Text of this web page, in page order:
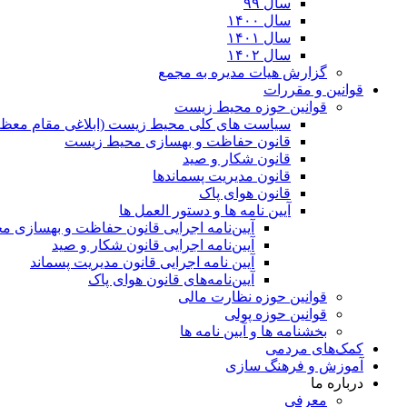
سال ۹۹
سال ۱۴۰۰
سال ۱۴۰۱
سال ۱۴۰۲
گزارش هیات مدیره به مجمع
قوانین و مقررات
قوانین حوزه محیط زیست
ﺳﯿﺎﺳﺖ ﻫﺎی ﮐﻠﯽ ﻣﺤﯿﻂ زﯾﺴﺖ (ابلاغی مقام
قانون حفاظت و بهسازی محیط زیست
قانون شکار و صید
قانون مدیریت پسماندها
قانون هوای پاک
آیین نامه ها و دستور العمل ها
آیین‌نامه اجرایی قانون حفاظت و
آیین‌نامه اجرایی قانون شکار و صید
آیین نامه اجرایی قانون مدیریت پسماند
آیین‌نامه‌های قانون هوای پاک
قوانین حوزه نظارت مالی
قوانین حوزه پولی
بخشنامه ها و آیین نامه ها
کمک‌های مردمی
آموزش و فرهنگ سازی
درباره ما
معرفی